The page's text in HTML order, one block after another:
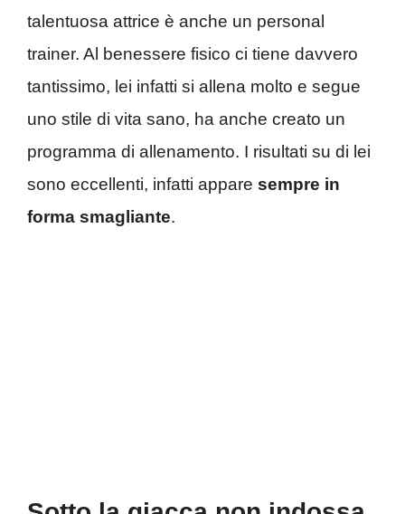
talentuosa attrice è anche un personal
trainer. Al benessere fisico ci tiene davvero
tantissimo, lei infatti si allena molto e segue
uno stile di vita sano, ha anche creato un
programma di allenamento. I risultati su di lei
sono eccellenti, infatti appare sempre in
forma smagliante.